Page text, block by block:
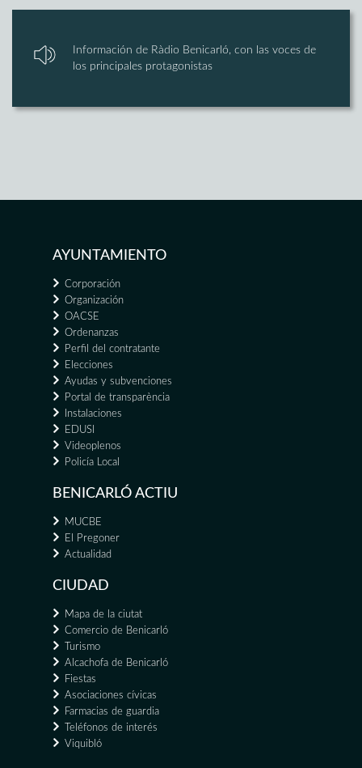
Información de Ràdio Benicarló, con las voces de
los principales protagonistas
AYUNTAMIENTO
Corporación
Organización
OACSE
Ordenanzas
Perfil del contratante
Elecciones
Ayudas y subvenciones
Portal de transparència
Instalaciones
EDUSI
Videoplenos
Policía Local
BENICARLÓ ACTIU
MUCBE
El Pregoner
Actualidad
CIUDAD
Mapa de la ciutat
Comercio de Benicarló
Turismo
Alcachofa de Benicarló
Fiestas
Asociaciones cívicas
Farmacias de guardia
Teléfonos de interés
Viquibló